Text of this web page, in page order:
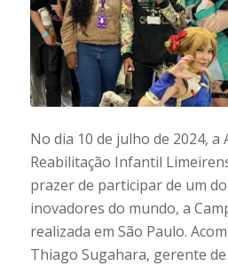
No dia 10 de julho de 2024, a
Reabilitação Infantil
prazer de participar de um
inovadores do mundo, a
realizada em São Paulo.
Thiago Sugahara, gerente de